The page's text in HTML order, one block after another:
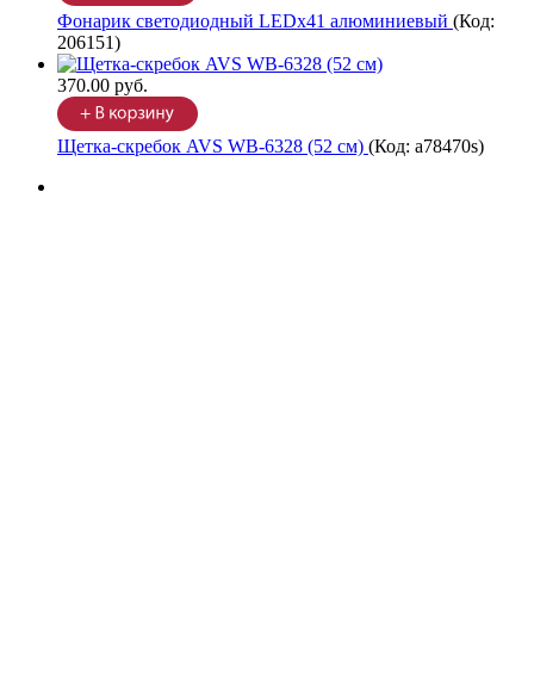
Фонарик светодиодный LEDx41 алюминиевый (Код:
206151)
370.00 руб.
Щетка-скребок AVS WB-6328 (52 cм) (Код: a78470s)